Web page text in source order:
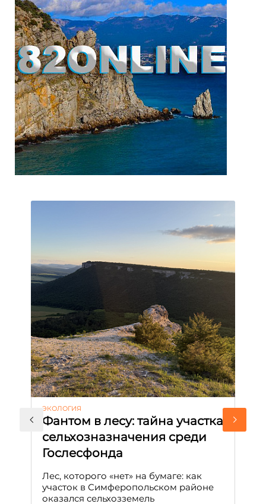
ЭКОЛОГИЯ
Фантом в лесу: тайна участка
сельхозназначения среди
Гослесфонда
Лес, которого «нет» на бумаге: как
участок в Симферопольском районе
оказался сельхозземель